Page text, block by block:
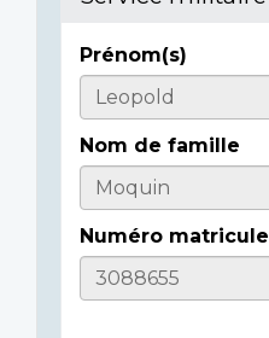
Casualty
Details
Prénom(s)
Nom de famille
Numéro matricule